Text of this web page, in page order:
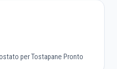
per Tostapane Pronto